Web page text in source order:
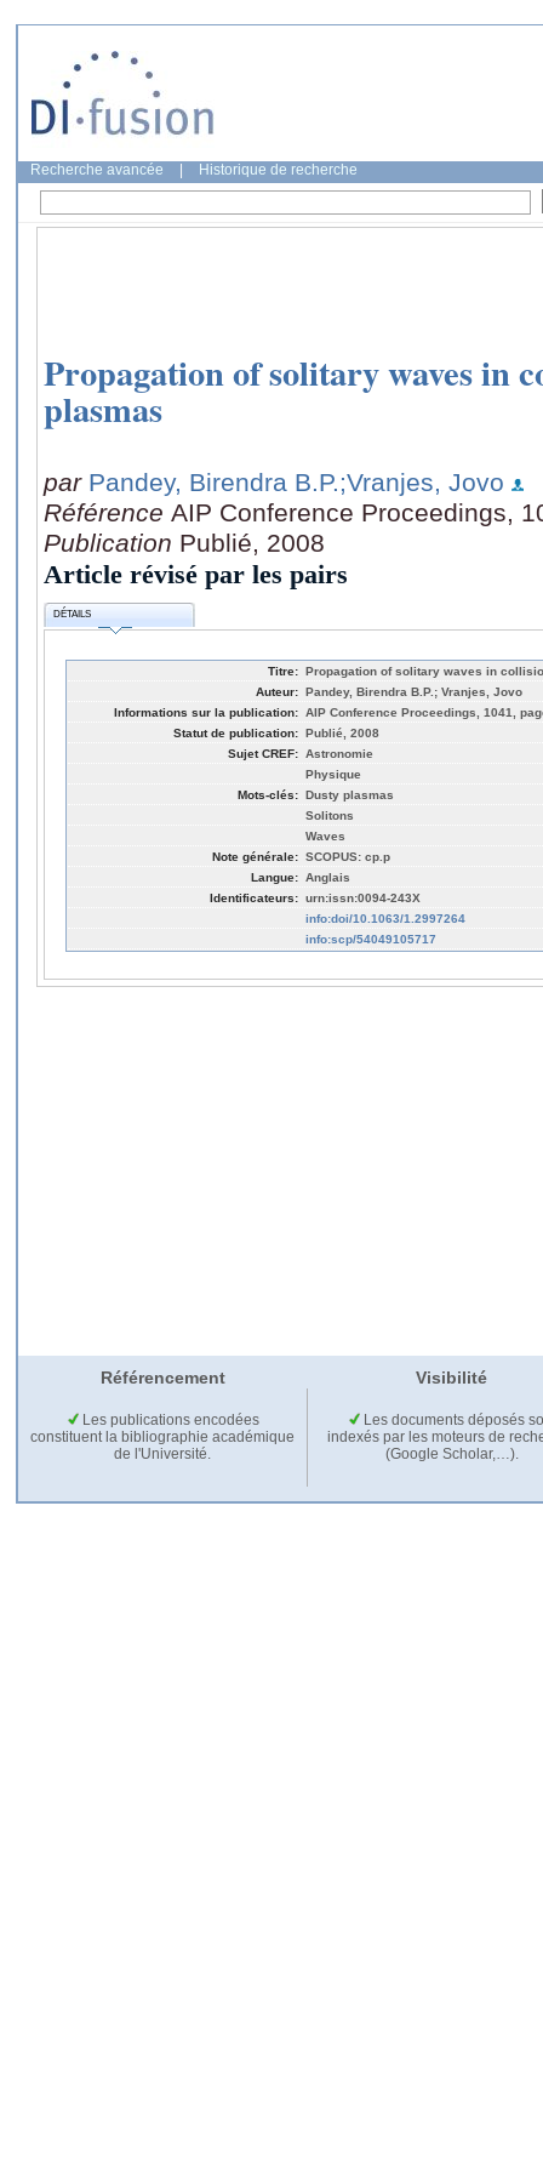
Recherche avancée Historique de recherche
Propagation of solitary waves in
plasmas
par Pandey, Birendra B.P.;Vranjes, Jovo
Référence AIP Conference Proceedings,
Publication Publié, 2008
Article révisé par les pairs
DÉTAILS
Titre: Propagation of solitary waves in
Auteur: Pandey, Birendra B.P.; Vranjes, Jovo
Informations sur la publication: AIP Conference Proceedings, 1041,
Statut de publication: Publié, 2008
Sujet CREF: Astronomie
Physique
Mots-clés: Dusty plasmas
Solitons
Waves
Note générale: SCOPUS: cp.p
Langue: Anglais
Identificateurs: urn:issn:0094-243X
info:doi/10.1063/1.2997264
info:scp/54049105717
Référencement Visibilité
Les publications encodées
constituent la bibliographie académique
de l'Université.
Les documents déposés
indexés par les moteurs de
(Google Scholar,…).